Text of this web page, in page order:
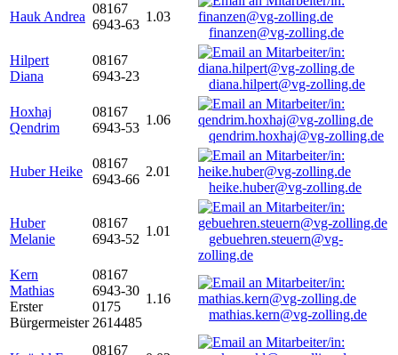
Hauk Andrea
08167
6943-63
1.03
finanzen@vg-zolling.de
Hilpert
Diana
08167
6943-23
diana.hilpert@vg-zolling.de
Hoxhaj
Qendrim
08167
6943-53
1.06
qendrim.hoxhaj@vg-zolling.de
Huber Heike
08167
6943-66
2.01
heike.huber@vg-zolling.de
Huber
Melanie
08167
6943-52
1.01
gebuehren.steuern@vg-
zolling.de
Kern
Mathias
Erster
Bürgermeister
08167
6943-30
0175
2614485
1.16
mathias.kern@vg-zolling.de
08167